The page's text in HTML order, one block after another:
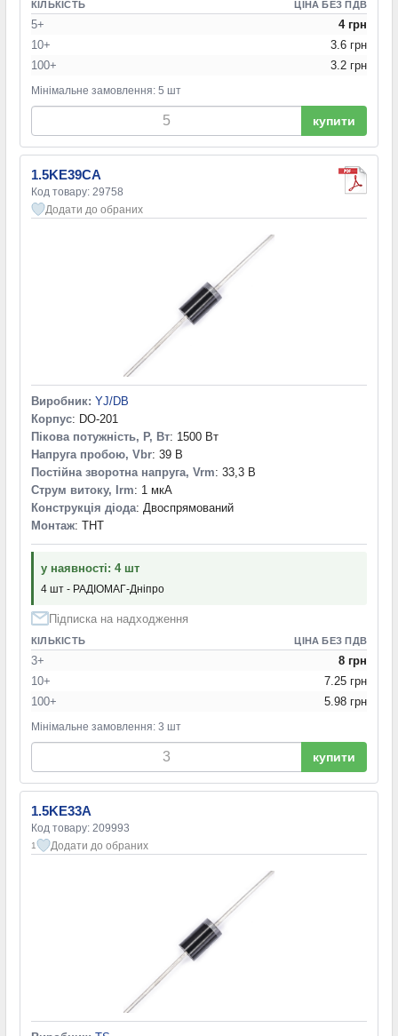
КІЛЬКІСТЬ ЦІНА БЕЗ ПДВ
5+
4 грн
10+
3.6 грн
100+
3.2 грн
Мінімальне замовлення: 5 шт
купити
1.5KE39CA
Код товару: 29758
Додати до обраних
Виробник: YJ/DB
Корпус: DO-201
Пікова потужність, P, Вт: 1500 Вт
Напруга пробою, Vbr: 39 В
Постійна зворотна напруга, Vrm: 33,3 В
Струм витоку, Irm: 1 мкА
Конструкція діода: Двоспрямований
Монтаж: THT
у наявності: 4 шт
4 шт - РАДІОМАГ-Дніпро
Підписка на надходження
КІЛЬКІСТЬ ЦІНА БЕЗ ПДВ
3+
8 грн
10+
7.25 грн
100+
5.98 грн
Мінімальне замовлення: 3 шт
купити
1.5KE33A
Код товару: 209993
1 Додати до обраних